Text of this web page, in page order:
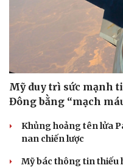
Mỹ duy trì sức mạnh
Đông bằng “mạch
Khủng hoảng tên lửa
nan chiến lược
Mỹ bác thông tin thiếu